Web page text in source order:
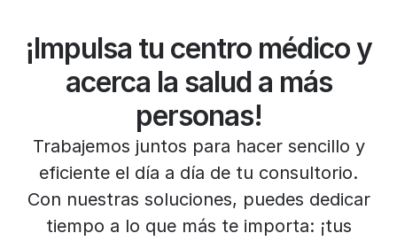
¡Impulsa tu centro médico y
acerca la salud a más
personas!
Trabajemos juntos para hacer sencillo y
eficiente el día a día de tu consultorio.
Con nuestras soluciones, puedes dedicar
tiempo a lo que más te importa: ¡tus